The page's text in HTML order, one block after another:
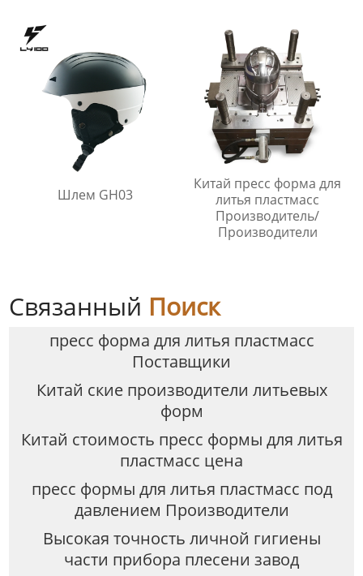
Шлем GH03
Китай пресс форма для
литья пластмасс
Производитель/
Производители
Связанный Поиск
пресс форма для литья пластмасс
Поставщики
Китай ские производители литьевых
форм
Китай стоимость пресс формы для литья
пластмасс цена
пресс формы для литья пластмасс под
давлением Производители
Высокая точность личной гигиены
части прибора плесени завод